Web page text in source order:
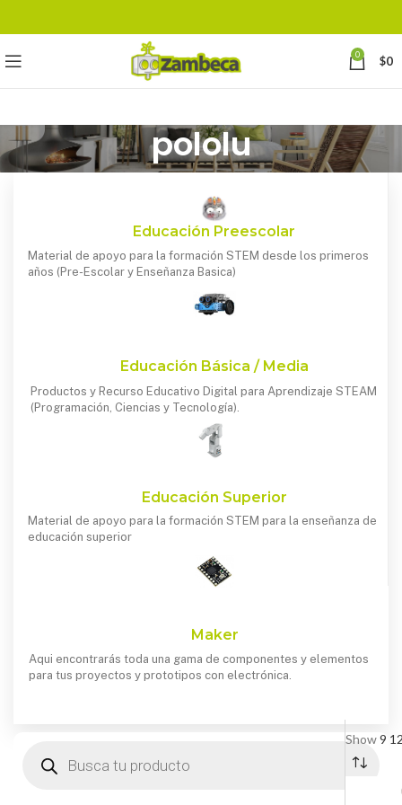
0 $0
pololu
Educación Preescolar
Material de apoyo para la formación STEM desde los primeros
años (Pre-Escolar y Enseñanza Basica)
Educación Básica / Media
Productos y Recurso Educativo Digital para Aprendizaje STEAM
(Programación, Ciencias y Tecnología).
Educación Superior
Material de apoyo para la formación STEM para la enseñanza de
educación superior
Maker
Aqui encontrarás toda una gama de componentes y elementos
para tus proyectos y prototipos con electrónica.
Show9